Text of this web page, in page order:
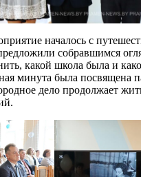
началось с
собравшимся
какой школа была и
минута была посвящена
дело продолжает